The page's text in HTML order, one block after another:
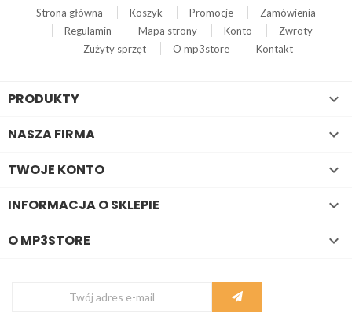
Strona główna Koszyk Promocje
Zamówienia
Regulamin
Mapa strony Konto
Zwroty
Zużyty sprzęt
O mp3store Kontakt
PRODUKTY 
NASZA FIRMA 
TWOJE KONTO 
INFORMACJA O SKLEPIE 
O MP3STORE 